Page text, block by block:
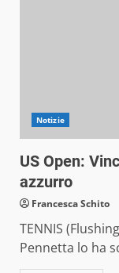
Notizie
US Open:
azzurro
Francesca Schito
TENNIS
Pennetta lo ha